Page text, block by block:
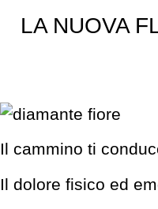
LA NUOVA
Il cammino ti
Il dolore fisico ed